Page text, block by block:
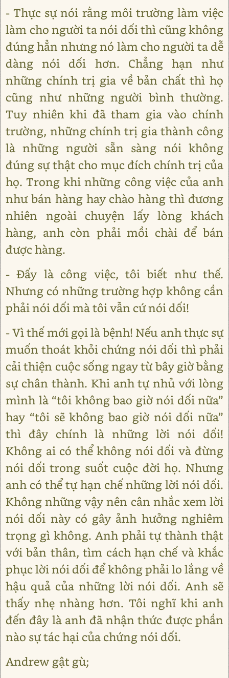
- Thực sự nói rằng môi trường làm việc
làm cho người ta nói dối thì cũng không
đúng hẳn nhưng nó làm cho người ta dễ
dàng nói dối hơn. Chẳng hạn như
những chính trị gia về bản chất thì họ
cũng như những người bình thường.
Tuy nhiên khi đã tham gia vào chính
trường, những chính trị gia thành công
là những người sẵn sàng nói không
đúng sự thật cho mục đích chính trị của
họ. Trong khi những công việc của anh
như bán hàng hay chào hàng thì đương
nhiên ngoài chuyện lấy lòng khách
hàng, anh còn phải mồi chài để bán
được hàng.
- Đấy là công việc, tôi biết như thế.
Nhưng có những trường hợp không cần
phải nói dối mà tôi vẫn cứ nói dối!
- Vì thế mới gọi là bệnh! Nếu anh thực sự
muốn thoát khỏi chứng nói dối thì phải
cải thiện cuộc sống ngay từ bây giờ bằng
sự chân thành. Khi anh tự nhủ với lòng
mình là “tôi không bao giờ nói dối nữa”
hay “tôi sẽ không bao giờ nói dối nữa”
thì đây chính là những lời nói dối!
Không ai có thể không nói dối và đừng
nói dối trong suốt cuộc đời họ. Nhưng
anh có thể tự hạn chế những lời nói dối.
Không những vậy nên cân nhắc xem lời
nói dối này có gây ảnh hưởng nghiêm
trọng gì không. Anh phải tự thành thật
với bản thân, tìm cách hạn chế và khắc
phục lời nói dối để không phải lo lắng về
hậu quả của những lời nói dối. Anh sẽ
thấy nhẹ nhàng hơn. Tôi nghĩ khi anh
đến đây là anh đã nhận thức được phần
nào sự tác hại của chứng nói dối.
Andrew gật gù;